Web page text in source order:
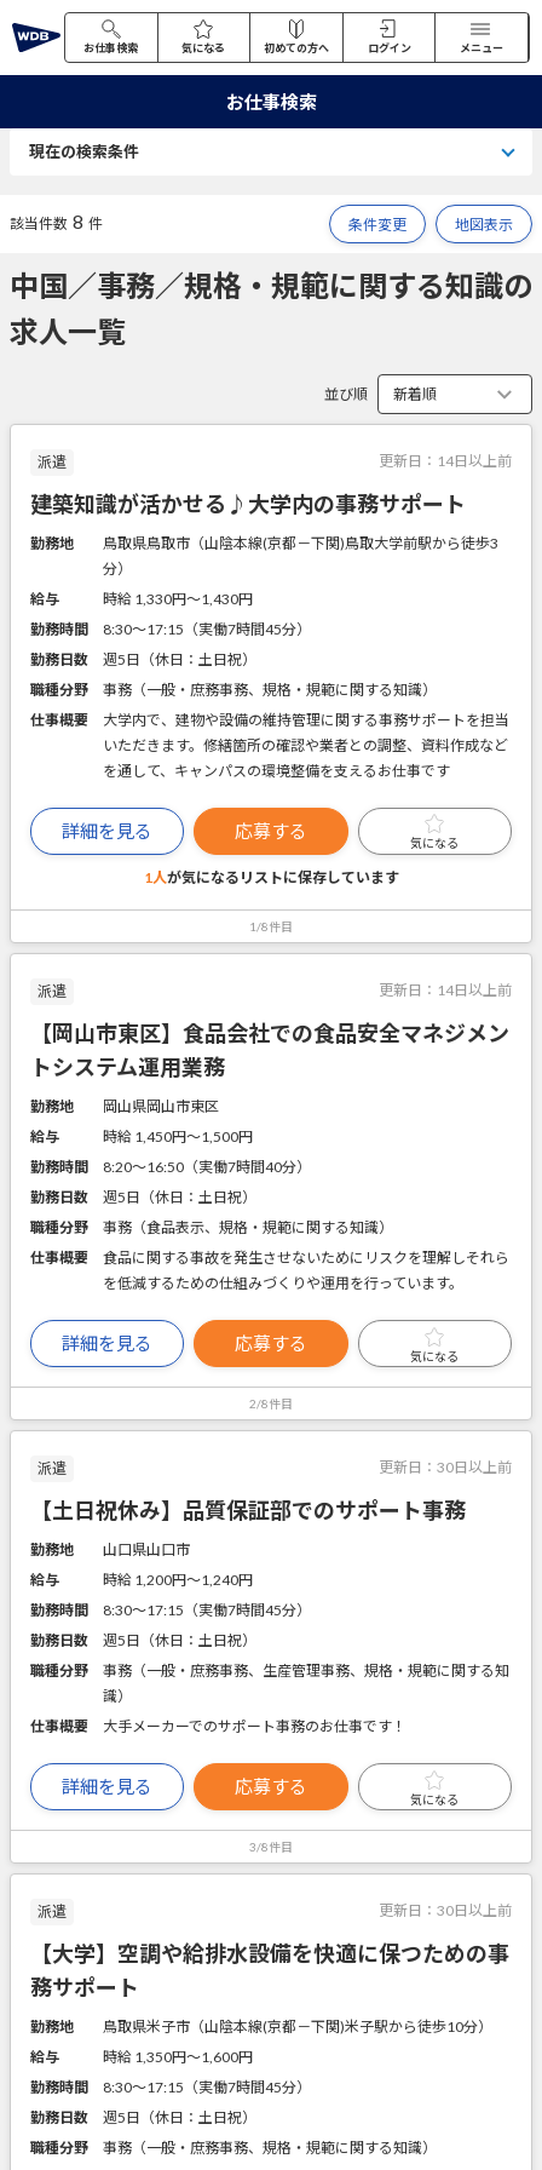
お仕事検索 気になる 初めての方へ ログイン メニュー
お仕事検索
現在の検索条件
該当件数 8 件 条件変更 地図表示
中国／事務／規格・規範に関する知識の
求人一覧
並び順
派遣 更新日： 14日以上前
建築知識が活かせる♪大学内の事務サポート
勤務地
鳥取県鳥取市（山陰本線(京都－下関)鳥取大学前駅から徒歩3
分）
給与
時給 1,330円〜1,430円
勤務時間
8:30～17:15（実働7時間45分）
勤務日数
週5日（休日：土日祝）
職種分野
事務（一般・庶務事務、規格・規範に関する知識）
仕事概要
大学内で、建物や設備の維持管理に関する事務サポートを担当
いただきます。修繕箇所の確認や業者との調整、資料作成など
を通して、キャンパスの環境整備を支えるお仕事です
詳細を見る 応募する
気になる
1人が気になるリストに保存しています
1/8件目
派遣 更新日： 14日以上前
【岡山市東区】食品会社での食品安全マネジメン
トシステム運用業務
勤務地
岡山県岡山市東区
給与
時給 1,450円〜1,500円
勤務時間
8:20～16:50（実働7時間40分）
勤務日数
週5日（休日：土日祝）
職種分野
事務（食品表示、規格・規範に関する知識）
仕事概要
食品に関する事故を発生させないためにリスクを理解しそれら
を低減するための仕組みづくりや運用を行っています。
詳細を見る 応募する
気になる
2/8件目
派遣 更新日： 30日以上前
【土日祝休み】品質保証部でのサポート事務
勤務地
山口県山口市
給与
時給 1,200円〜1,240円
勤務時間
8:30～17:15（実働7時間45分）
勤務日数
週5日（休日：土日祝）
職種分野
事務（一般・庶務事務、生産管理事務、規格・規範に関する知
識）
仕事概要
大手メーカーでのサポート事務のお仕事です！
詳細を見る 応募する
気になる
3/8件目
派遣 更新日： 30日以上前
【大学】空調や給排水設備を快適に保つための事
務サポート
勤務地
鳥取県米子市（山陰本線(京都－下関)米子駅から徒歩10分）
給与
時給 1,350円〜1,600円
勤務時間
8:30～17:15（実働7時間45分）
勤務日数
週5日（休日：土日祝）
職種分野
事務（一般・庶務事務、規格・規範に関する知識）